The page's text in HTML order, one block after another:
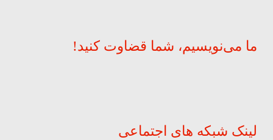
ما می‌نویسیم، شما قضاوت کنید!
لینک شبکه های اجتماعی